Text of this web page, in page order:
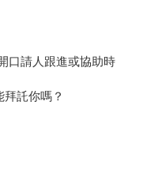
口請人跟進或協助時
託你嗎？